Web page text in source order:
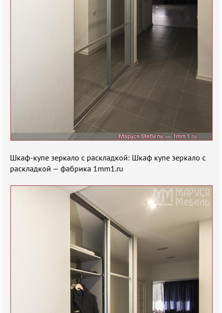
Шкаф-купе зеркало с раскладкой: Шкаф купе зеркало с
раскладкой — фабрика 1mm1.ru